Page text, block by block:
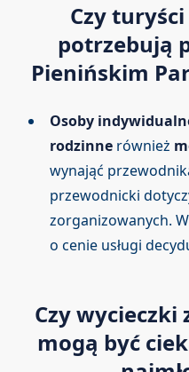
Czy
potrzebują
Pienińskim
Osoby
rodzinne również
wynająć
przewodnicki
zorganizowanych.
o cenie usługi
Czy
mogą być